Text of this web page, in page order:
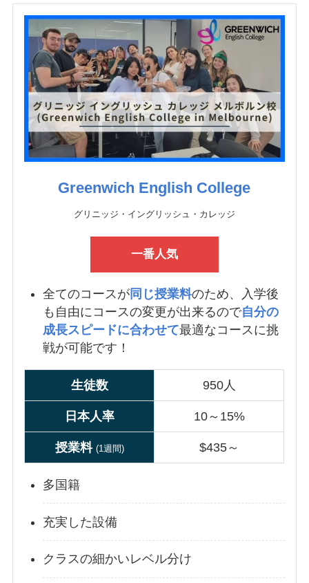
Greenwich English College
グリニッジ・イングリッシュ・カレッジ
一番人気
全てのコースが同じ授業料のため、入学後
も自由にコースの変更が出来るので自分の
成長スピードに合わせて最適なコースに挑
戦が可能です！
生徒数 950人
日本人率 10～15%
授業料 (1週間) $435～
多国籍
充実した設備
クラスの細かいレベル分け